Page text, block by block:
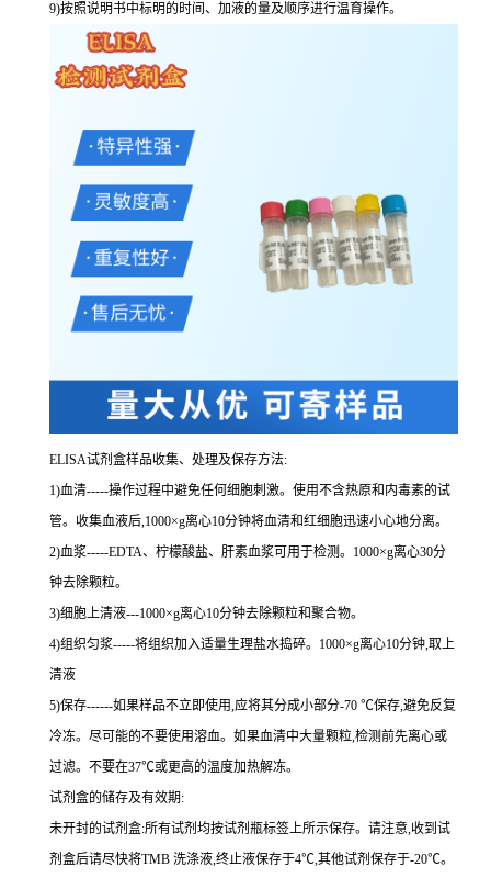
9)按照说明书中标明的时间、加液的量及顺序进行温育操作。
ELISA试剂盒样品收集、处理及保存方法:
1)血清-----操作过程中避免任何细胞刺激。使用不含热原和内毒素的试
管。收集血液后,1000×g离心10分钟将血清和红细胞迅速小心地分离。
2)血浆-----EDTA、柠檬酸盐、肝素血浆可用于检测。 1000×g离心30分
钟去除颗粒。
3)细胞上清液---1000×g离心10分钟去除颗粒和聚合物。
4)组织匀浆-----将组织加入适量生理盐水捣碎。 1000×g离心10分钟,取上
清液
5)保存------如果样品不立即使用,应将其分成小部分-70 ℃保存,避免反复
冷冻。尽可能的不要使用溶血。如果血清中大量颗粒,检测前先离心或
过滤。不要在37℃或更高的温度加热解冻。
试剂盒的储存及有效期:
未开封的试剂盒:所有试剂均按试剂瓶标签上所示保存。请注意,收到试
剂盒后请尽快将TMB 洗涤液,终止液保存于4℃,其他试剂保存于-20℃。